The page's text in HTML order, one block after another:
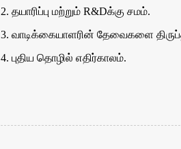
2. தயாரிப்பு மற்றும் R&Dக்கு சமம்.
3. வாடிக்கையாளரின் தேவைகளை
4. புதிய தொழில் எதிர்காலம்.